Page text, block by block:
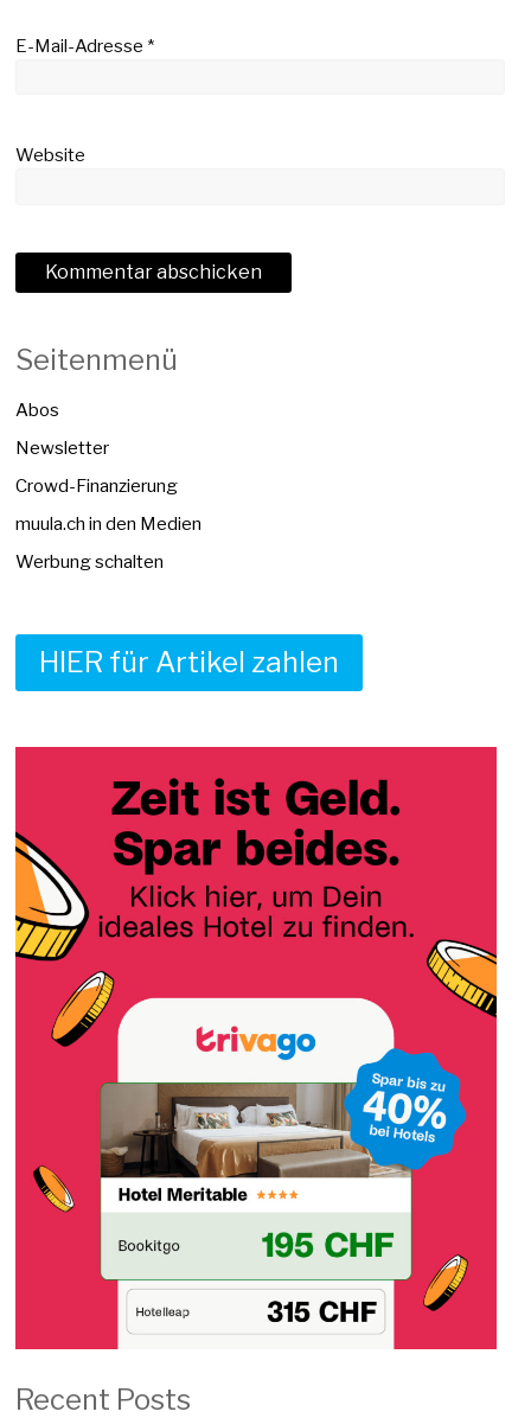
E-Mail-Adresse*
Website
Seitenmenü
Abos
Newsletter
Crowd-Finanzierung
muula.ch in den Medien
Werbung schalten
HIER für Artikel zahlen
Recent Posts